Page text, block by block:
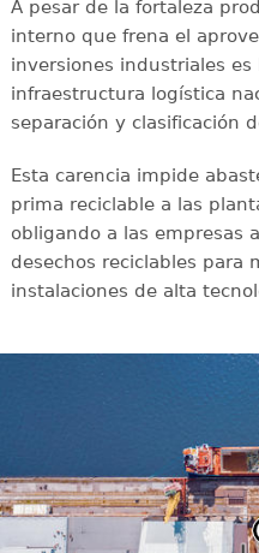
A pesar de la fortaleza
interno que frena el
inversiones industriales
infraestructura logística
separación y clasificación
Esta carencia impide
prima reciclable a las
obligando a las empresas
desechos reciclables para
instalaciones de alta